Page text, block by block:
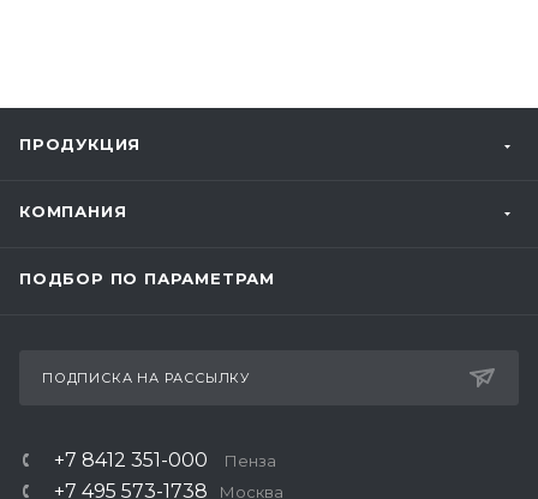
ПРОДУКЦИЯ
КОМПАНИЯ
ПОДБОР ПО ПАРАМЕТРАМ
ПОДПИСКА НА РАССЫЛКУ
+7 8412 351-000 Пенза
+7 495 573-1738 Москва